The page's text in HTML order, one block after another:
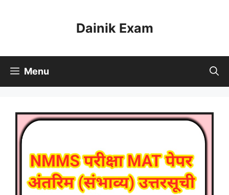
Dainik Exam
Menu